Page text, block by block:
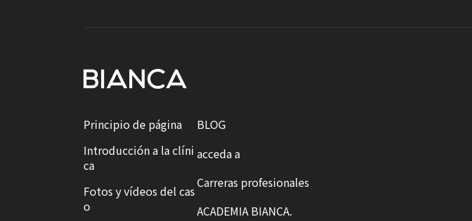
Principio de página
Introducción a la clíni
ca
Fotos y vídeos del cas
o
BLOG
acceda a
Carreras profesionales
ACADEMIA BIANCA.